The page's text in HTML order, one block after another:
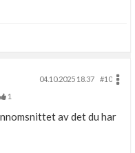
04.10.2025 18.37
#10
1
av det du har